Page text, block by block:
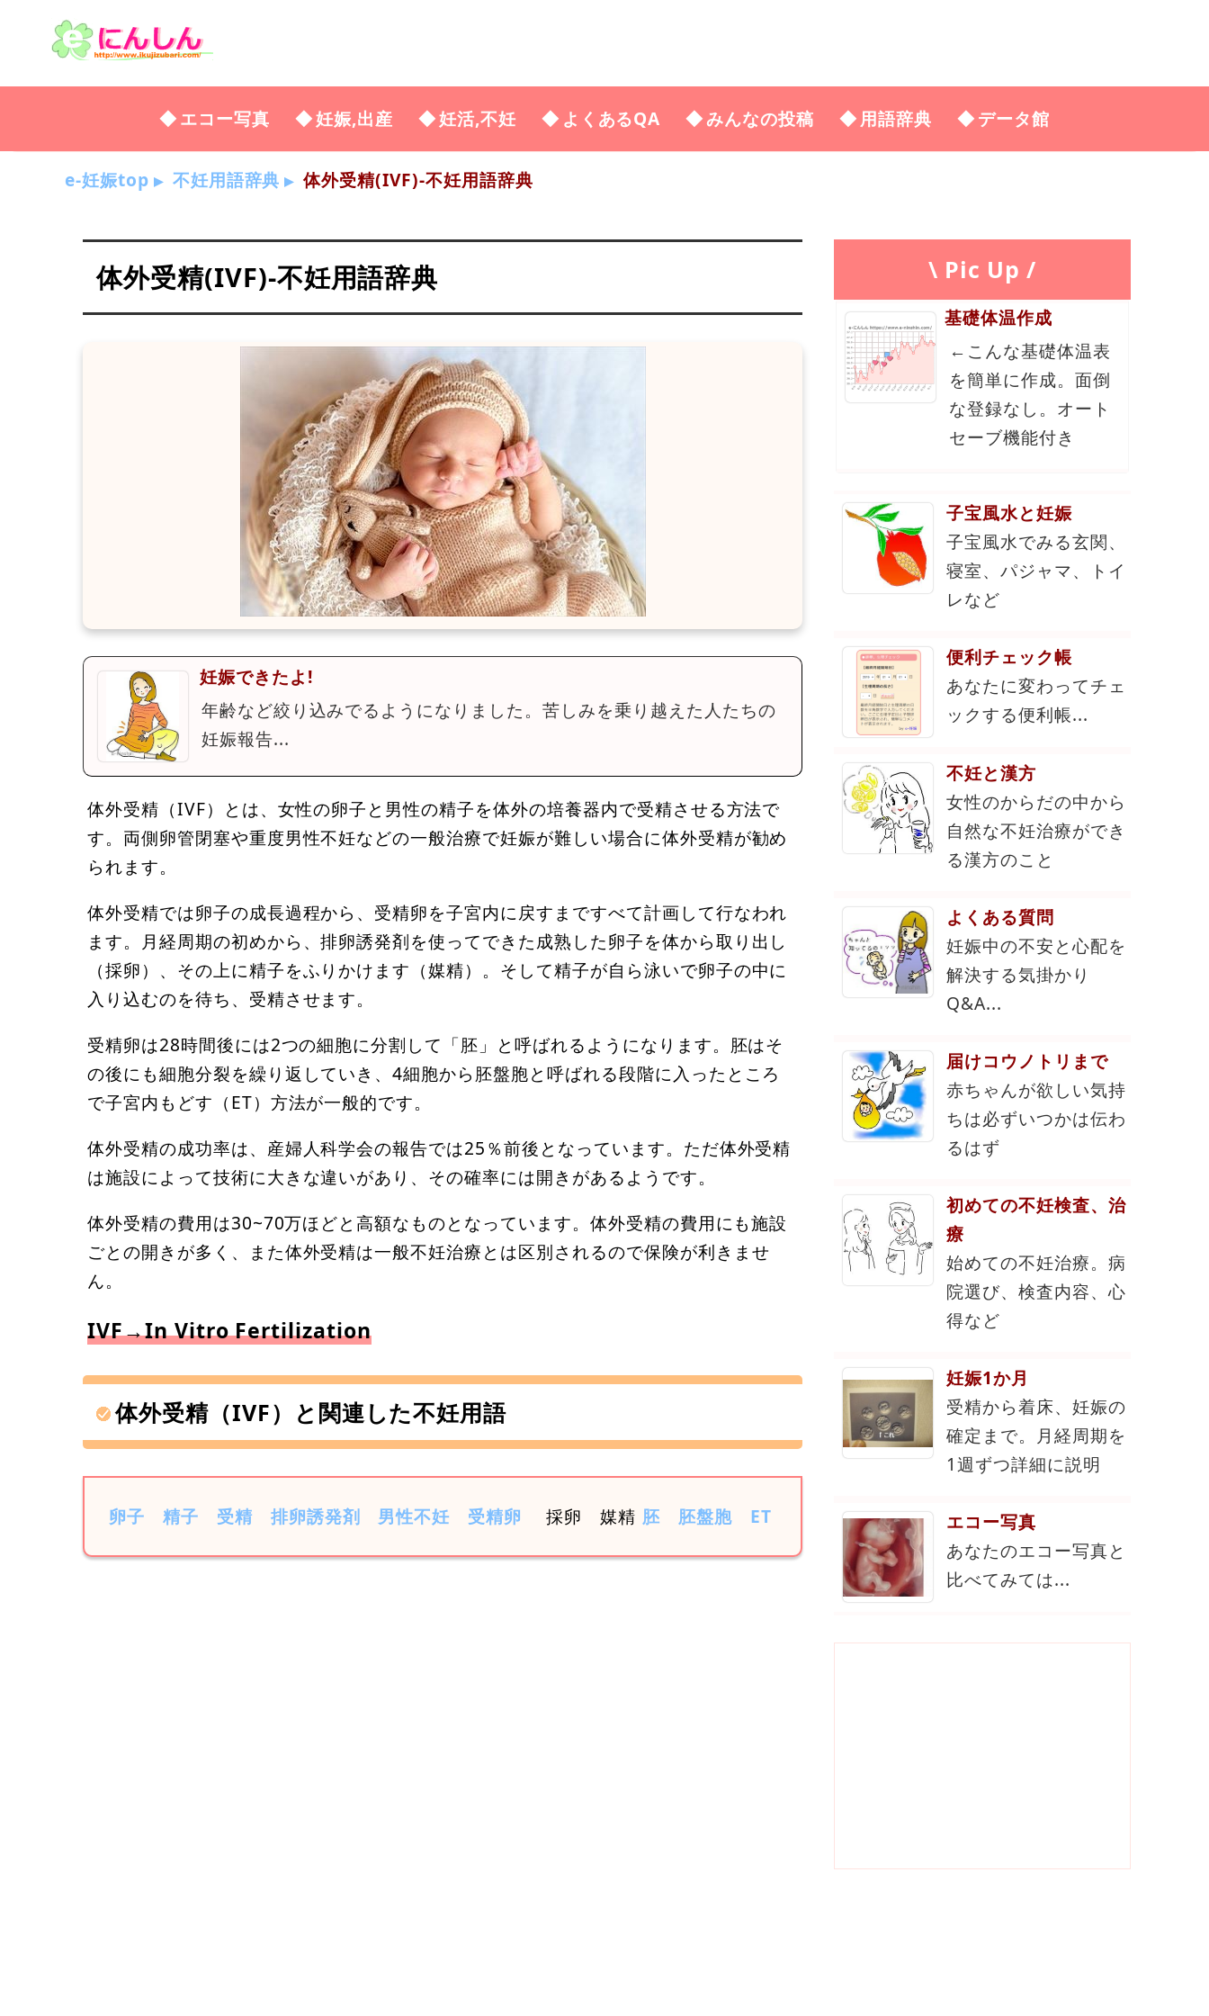
エコー写真 妊娠,出産 妊活,不妊 よくあるQA みんなの投稿 用語辞典 データ館
e-妊娠top 不妊用語辞典 体外受精(IVF)-不妊用語辞典
体外受精(IVF)-不妊用語辞典
妊娠できたよ!
年齢など絞り込みでるようになりました。苦しみを乗り越えた人たちの
妊娠報告...
体外受精（IVF）とは、女性の卵子と男性の精子を体外の培養器内で受精させる方法で
す。両側卵管閉塞や重度男性不妊などの一般治療で妊娠が難しい場合に体外受精が勧め
られます。
体外受精では卵子の成長過程から、受精卵を子宮内に戻すまですべて計画して行なわれ
ます。月経周期の初めから、排卵誘発剤を使ってできた成熟した卵子を体から取り出し
（採卵）、その上に精子をふりかけます（媒精）。そして精子が自ら泳いで卵子の中に
入り込むのを待ち、受精させます。
受精卵は28時間後には2つの細胞に分割して「胚」と呼ばれるようになります。胚はそ
の後にも細胞分裂を繰り返していき、4細胞から胚盤胞と呼ばれる段階に入ったところ
で子宮内もどす（ET）方法が一般的です。
体外受精の成功率は、産婦人科学会の報告では25％前後となっています。ただ体外受精
は施設によって技術に大きな違いがあり、その確率には開きがあるようです。
体外受精の費用は30~70万ほどと高額なものとなっています。体外受精の費用にも施設
ごとの開きが多く、また体外受精は一般不妊治療とは区別されるので保険が利きませ
ん。
IVF→In Vitro Fertilization
体外受精（IVF）と関連した不妊用語
卵子 精子 受精 排卵誘発剤 男性不妊 受精卵 採卵 媒精 胚 胚盤胞 ET
\ Pic Up /
基礎体温作成
←こんな基礎体温表
を簡単に作成。面倒
な登録なし。オート
セーブ機能付き
子宝風水と妊娠
子宝風水でみる玄関、
寝室、パジャマ、トイ
レなど
便利チェック帳
あなたに変わってチェ
ックする便利帳...
不妊と漢方
女性のからだの中から
自然な不妊治療ができ
る漢方のこと
よくある質問
妊娠中の不安と心配を
解決する気掛かり
Q&A...
届けコウノトリまで
赤ちゃんが欲しい気持
ちは必ずいつかは伝わ
るはず
初めての不妊検査、治
療
始めての不妊治療。病
院選び、検査内容、心
得など
妊娠1か月
受精から着床、妊娠の
確定まで。月経周期を
1週ずつ詳細に説明
エコー写真
あなたのエコー写真と
比べてみては...